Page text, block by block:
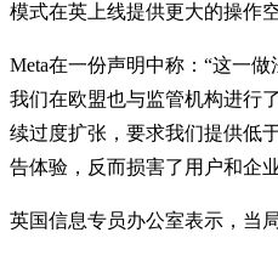
模式在英上线提供更大的操作空
Meta在一份声明中称：“这一
我们在欧盟也与监管机构进行
续过度扩张，要求我们提供低
告体验，反而损害了用户和企
英国信息专员办公室表示，当